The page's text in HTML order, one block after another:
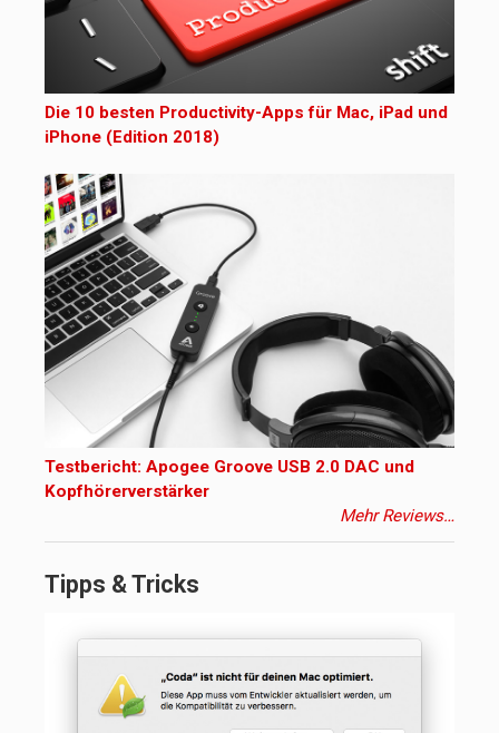
Die 10 besten Productivity-Apps für Mac, iPad und
iPhone (Edition 2018)
Testbericht: Apogee Groove USB 2.0 DAC und
Kopfhörerverstärker
Mehr Reviews…
Tipps & Tricks